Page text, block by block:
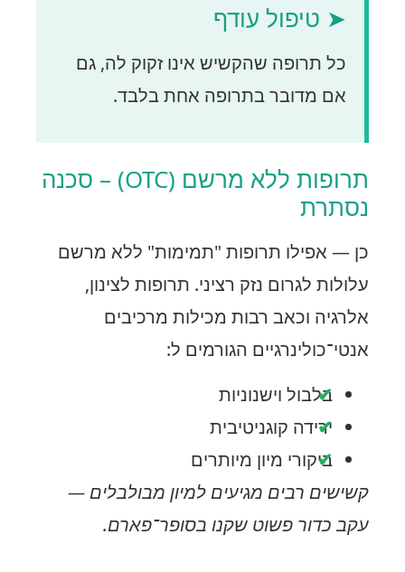
➤ טיפול עודף
כל תרופה שהקשיש אינו זקוק לה, גם
אם מדובר בתרופה אחת בלבד.
תרופות ללא מרשם (OTC) – סכנה
נסתרת
כן — אפילו תרופות "תמימות" ללא מרשם
עלולות לגרום נזק רציני. תרופות לצינון,
אלרגיה וכאב רבות מכילות מרכיבים
אנטי־כולינרגיים הגורמים ל:
בלבול וישנוניות
ירידה קוגניטיבית
ביקורי מיון מיותרים
קשישים רבים מגיעים למיון מבולבלים —
עקב כדור פשוט שקנו בסופר־פארם.